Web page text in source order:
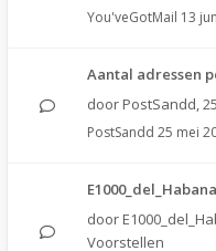
You'veGotMail 13
Aantal adressen
door PostSandd,
PostSandd 25 mei
door
Voorstellen